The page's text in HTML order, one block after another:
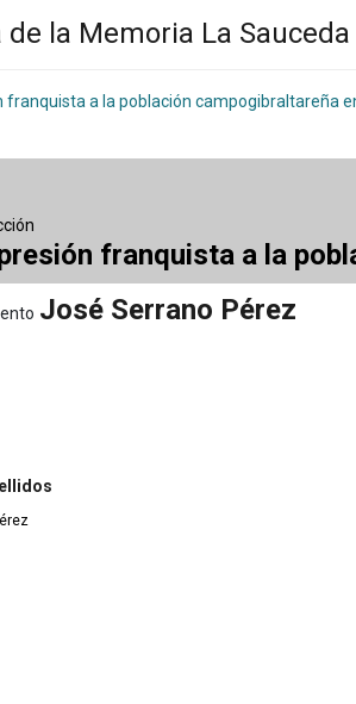
la Memoria La Sauceda
franquista a la población campogibraltareña
franquista a la
José Serrano Pérez